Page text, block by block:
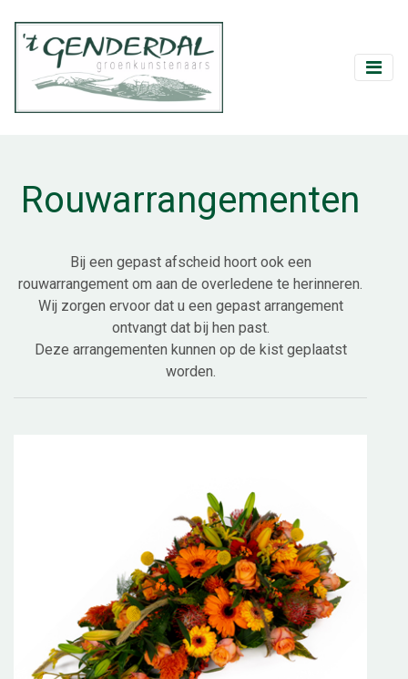
Rouwarrangementen
Bij een gepast afscheid hoort ook een
rouwarrangement om aan de overledene te herinneren.
Wij zorgen ervoor dat u een gepast arrangement
ontvangt dat bij hen past.
Deze arrangementen kunnen op de kist geplaatst
worden.